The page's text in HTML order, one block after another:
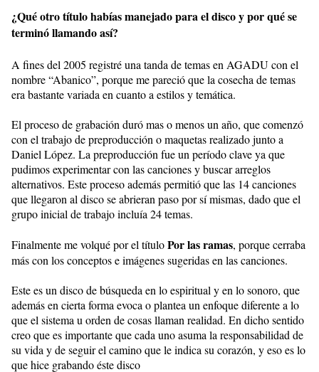
¿Qué otro título habías manejado para el disco y por qué se
terminó llamando así?
A fines del 2005 registré una tanda de temas en AGADU con el
nombre “Abanico”, porque me pareció que la cosecha de temas
era bastante variada en cuanto a estilos y temática.
El proceso de grabación duró mas o menos un año, que comenzó
con el trabajo de preproducción o maquetas realizado junto a
Daniel López. La preproducción fue un período clave ya que
pudimos experimentar con las canciones y buscar arreglos
alternativos. Este proceso además permitió que las 14 canciones
que llegaron al disco se abrieran paso por sí mismas, dado que el
grupo inicial de trabajo incluía 24 temas.
Finalmente me volqué por el títuloPor las ramas, porque cerraba
más con los conceptos e imágenes sugeridas en las canciones.
Este es un disco de búsqueda en lo espiritual y en lo sonoro, que
además en cierta forma evoca o plantea un enfoque diferente a lo
que el sistema u orden de cosas llaman realidad. En dicho sentido
creo que es importante que cada uno asuma la responsabilidad de
su vida y de seguir el camino que le indica su corazón, y eso es lo
que hice grabando éste disco